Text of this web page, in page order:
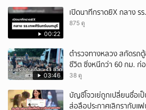
00:22
เปิดนาทีกราดยิX กลาง ร
875 ดู
03:46
ตำรวจทางหลวง สกัดรถ
ชีวิต ซิ่งหนีกว่า 60 กม. ก่
ถนน
38 ดู
บัญชีโจวเย่ถูกเปลี่ยนชื่อเ
ส่อลือประกาศเลิกรากับแ